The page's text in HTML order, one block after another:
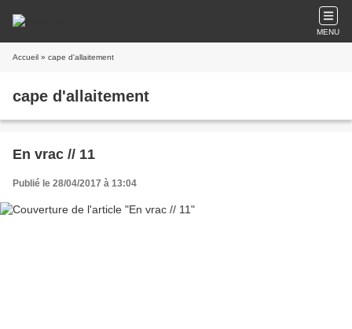
MENU
Accueil » cape d'allaitement
cape d'allaitement
En vrac // 11
Publié le 28/04/2017 à 13:04